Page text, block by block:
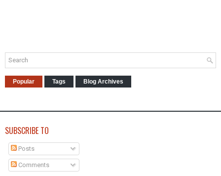
Popular Tags Blog Archives
SUBSCRIBE TO
Posts
Comments